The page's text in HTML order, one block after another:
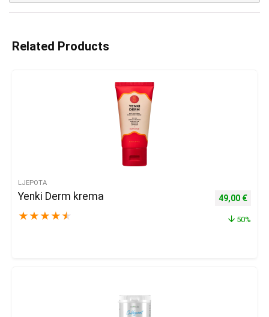
Related Products
LJEPOTA
Yenki Derm krema
★ ★ ★ ★ ★
Izvorna
49,00 €
50%